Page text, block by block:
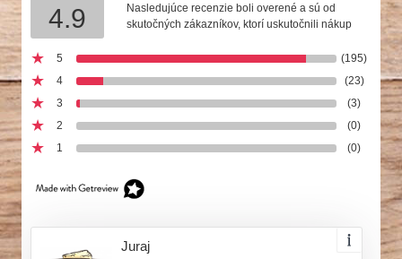
4.9
Nasledujúce recenzie boli overené a sú od
skutočných zákazníkov, ktorí uskutočnili nákup
5
(195)
4
(23)
3
(3)
2
(0)
1
(0)
Juraj